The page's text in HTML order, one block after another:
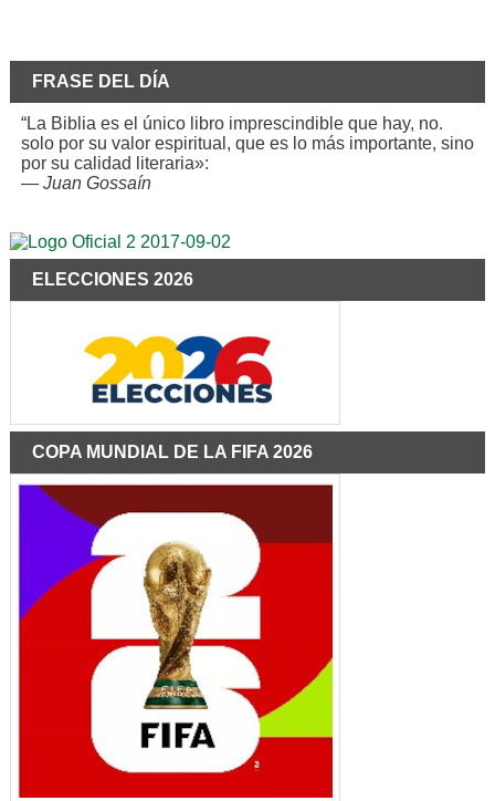
FRASE DEL DÍA
“La Biblia es el único libro imprescindible que hay, no.
solo por su valor espiritual, que es lo más importante, sino
por su calidad literaria»:
— Juan Gossaín
ELECCIONES 2026
COPA MUNDIAL DE LA FIFA 2026